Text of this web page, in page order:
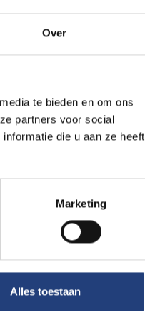
Over
te bieden en om ons
partners voor social
die u aan ze heeft
Marketing
Alles toestaan
een
voeren,
reden
in. “De
van de
wordt
uitgevoerd in
iBOF-project
groot
van 4